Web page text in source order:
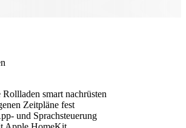
smart nachrüsten
Zeitpläne fest
und Sprachsteuerung